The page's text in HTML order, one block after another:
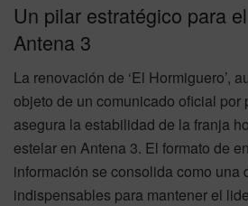
Un pilar estratégico para
Antena 3
La renovación de ‘El Hormiguero’,
objeto de un comunicado oficial por
asegura la estabilidad de la franja
estelar en Antena 3. El formato de
información se consolida como una
indispensables para mantener el